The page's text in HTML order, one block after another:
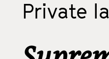
Private